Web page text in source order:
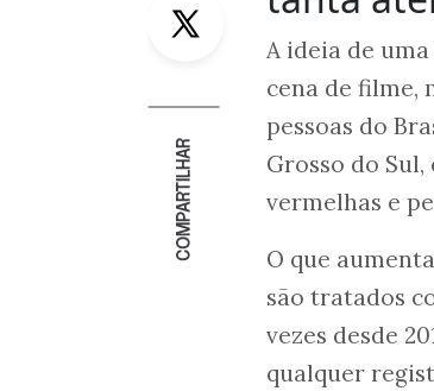
COMPARTILHAR
A ideia de
cena de filme,
pessoas do
Grosso do
vermelhas e
O que
são tratados
vezes desde
qualquer